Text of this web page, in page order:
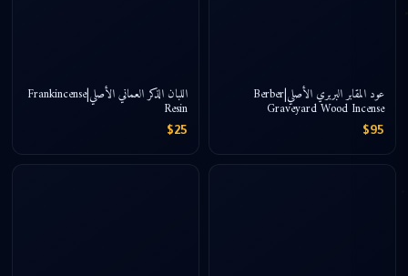
عود المقابر البربري الأصلي|Berber
Graveyard Wood Incense
$95
اللبان الذكر العماني الأصلي|Frankincense
Resin
$25